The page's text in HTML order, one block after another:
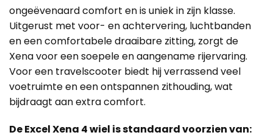
ongeëvenaard comfort en is uniek in zijn klasse.
Uitgerust met voor- en achtervering, luchtbanden
en een comfortabele draaibare zitting, zorgt de
Xena voor een soepele en aangename rijervaring.
Voor een travelscooter biedt hij verrassend veel
voetruimte en een ontspannen zithouding, wat
bijdraagt aan extra comfort.
De Excel Xena 4 wiel is standaard voorzien van: